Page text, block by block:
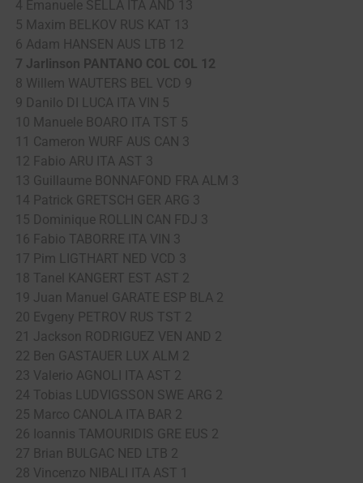
4 Emanuele SELLA ITA AND 13
5 Maxim BELKOV RUS KAT 13
6 Adam HANSEN AUS LTB 12
7 Jarlinson PANTANO COL COL 12
8 Willem WAUTERS BEL VCD 9
9 Danilo DI LUCA ITA VIN 5
10 Manuele BOARO ITA TST 5
11 Cameron WURF AUS CAN 3
12 Fabio ARU ITA AST 3
13 Guillaume BONNAFOND FRA ALM 3
14 Patrick GRETSCH GER ARG 3
15 Dominique ROLLIN CAN FDJ 3
16 Fabio TABORRE ITA VIN 3
17 Pim LIGTHART NED VCD 3
18 Tanel KANGERT EST AST 2
19 Juan Manuel GARATE ESP BLA 2
20 Evgeny PETROV RUS TST 2
21 Jackson RODRIGUEZ VEN AND 2
22 Ben GASTAUER LUX ALM 2
23 Valerio AGNOLI ITA AST 2
24 Tobias LUDVIGSSON SWE ARG 2
25 Marco CANOLA ITA BAR 2
26 Ioannis TAMOURIDIS GRE EUS 2
27 Brian BULGAC NED LTB 2
28 Vincenzo NIBALI ITA AST 1